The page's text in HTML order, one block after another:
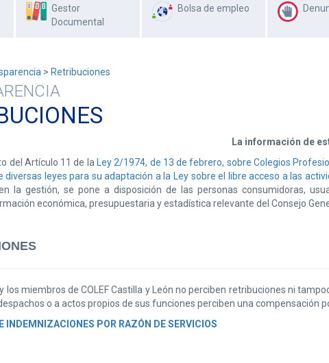
Gestor
Documental
Bolsa de empleo
> Retribuciones
La información de
del Artículo 11 de la
Ley 2/1974, de 13 de febrero, sobre Colegios
diversas leyes para su adaptación a la Ley sobre el libre acceso a las
la gestión, se pone a disposición de las personas consumidoras,
económica, presupuestaria y estadística relevante del Consejo
y los miembros de COLEF Castilla y León no perciben retribuciones ni
o a actos propios de sus funciones perciben una compensación
INDEMNIZACIONES POR RAZÓN DE SERVICIOS